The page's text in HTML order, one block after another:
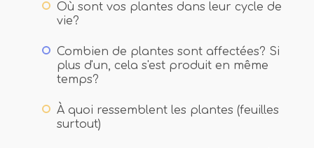
Où sont vos plantes dans leur cycle de
vie?
Combien de plantes sont affectées? Si
plus d'un, cela s'est produit en même
temps?
À quoi ressemblent les plantes (feuilles
surtout)